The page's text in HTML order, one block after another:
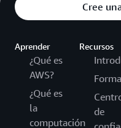
Cree
Aprender
¿Qué es
AWS?
¿Qué es
la
computación
Recursos
de